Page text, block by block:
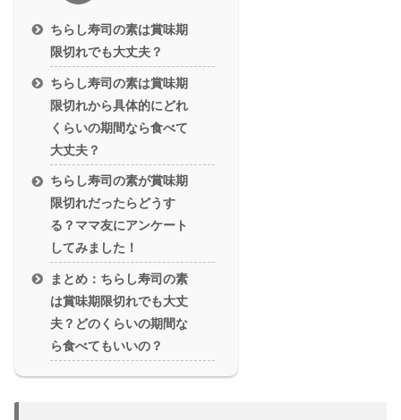
ちらし寿司の素は賞味期
限切れでも大丈夫？
ちらし寿司の素は賞味期
限切れから具体的にどれ
くらいの期間なら食べて
大丈夫？
ちらし寿司の素が賞味期
限切れだったらどうす
る？ママ友にアンケート
してみました！
まとめ：ちらし寿司の素
は賞味期限切れでも大丈
夫？どのくらいの期間な
ら食べてもいいの？